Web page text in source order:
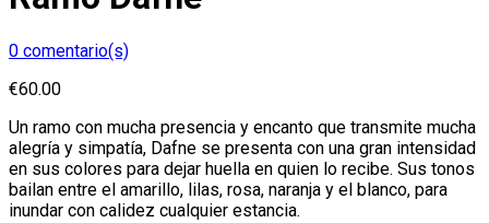
0 comentario(s)
€60.00
Un ramo con mucha presencia y encanto que transmite mucha
alegría y simpatía, Dafne se presenta con una gran intensidad
en sus colores para dejar huella en quien lo recibe. Sus tonos
bailan entre el amarillo, lilas, rosa, naranja y el blanco, para
inundar con calidez cualquier estancia.